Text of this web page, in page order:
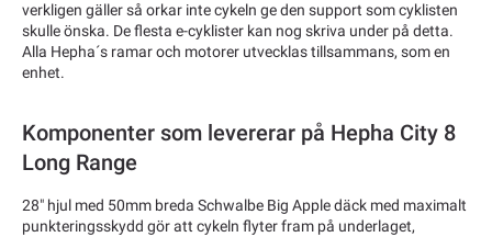
verkligen gäller så orkar inte cykeln ge den support som cyklisten
skulle önska. De flesta e-cyklister kan nog skriva under på detta.
Alla Hepha´s ramar och motorer utvecklas tillsammans, som en
enhet.
Komponenter som levererar på Hepha City 8
Long Range
28" hjul med 50mm breda Schwalbe Big Apple däck med maximalt
punkteringsskydd gör att cykeln flyter fram på underlaget,